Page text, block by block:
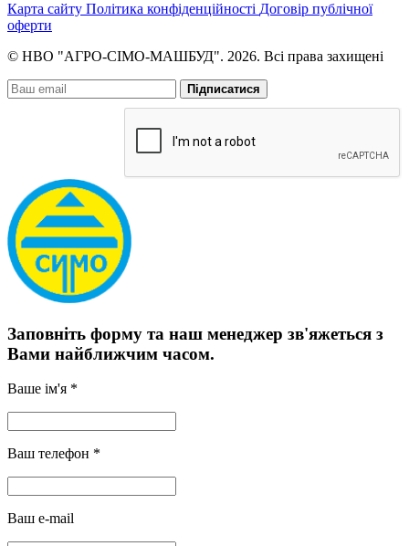
Карта сайту Політика конфіденційності Договір публічної
оферти
© НВО "АГРО-СІМО-МАШБУД". 2026. Всі права захищені
Підписатися
Заповніть форму та наш менеджер зв'яжеться з
Вами найближчим часом.
Ваше ім'я *
Ваш телефон *
Ваш e-mail